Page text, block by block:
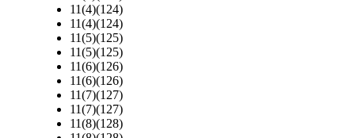
11(4)(124)
11(4)(124)
11(5)(125)
11(5)(125)
11(6)(126)
11(6)(126)
11(7)(127)
11(7)(127)
11(8)(128)